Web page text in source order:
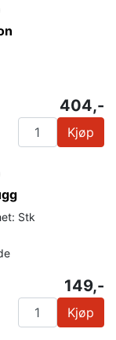
404,-
Kjøp
Stk
149,-
Kjøp